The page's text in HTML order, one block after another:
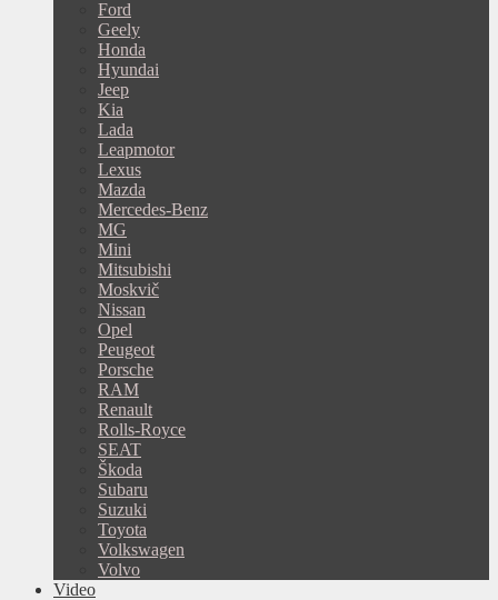
Ford
Geely
Honda
Hyundai
Jeep
Kia
Lada
Leapmotor
Lexus
Mazda
Mercedes-Benz
MG
Mini
Mitsubishi
Moskvič
Nissan
Opel
Peugeot
Porsche
RAM
Renault
Rolls-Royce
SEAT
Škoda
Subaru
Suzuki
Toyota
Volkswagen
Volvo
Video